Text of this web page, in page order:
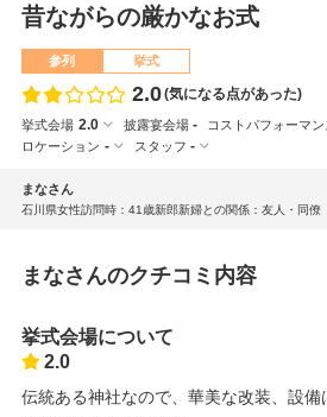
昔ながらの厳かなお式
参列 挙式
2.0(気になる点があった)
挙式会場 2.0 披露宴会場 - コストパフォーマン
ロケーション - スタッフ -
まなさん
石川県女性訪問時：41歳新郎新婦との関係：友人・同僚
まなさんのクチコミ内容
挙式会場について
2.0
伝統ある神社なので、華美な改装、設